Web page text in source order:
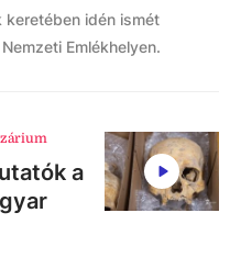
keretében idén ismét
Emlékhelyen.
a